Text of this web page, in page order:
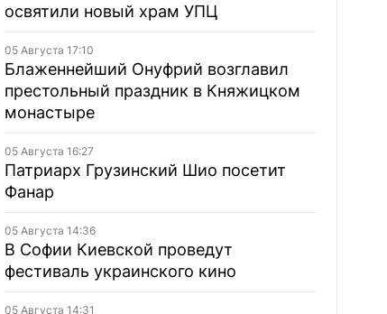
освятили новый храм УПЦ
05 Августа 17:10
Блаженнейший Онуфрий возглавил
престольный праздник в Княжицком
монастыре
05 Августа 16:27
Патриарх Грузинский Шио посетит
Фанар
05 Августа 14:36
В Софии Киевской проведут
фестиваль украинского кино
05 Августа 14:31